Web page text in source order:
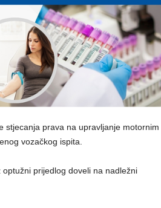
stjecanja prava na upravljanje motornim
vozačkog ispita.
prijedlog doveli na nadležni